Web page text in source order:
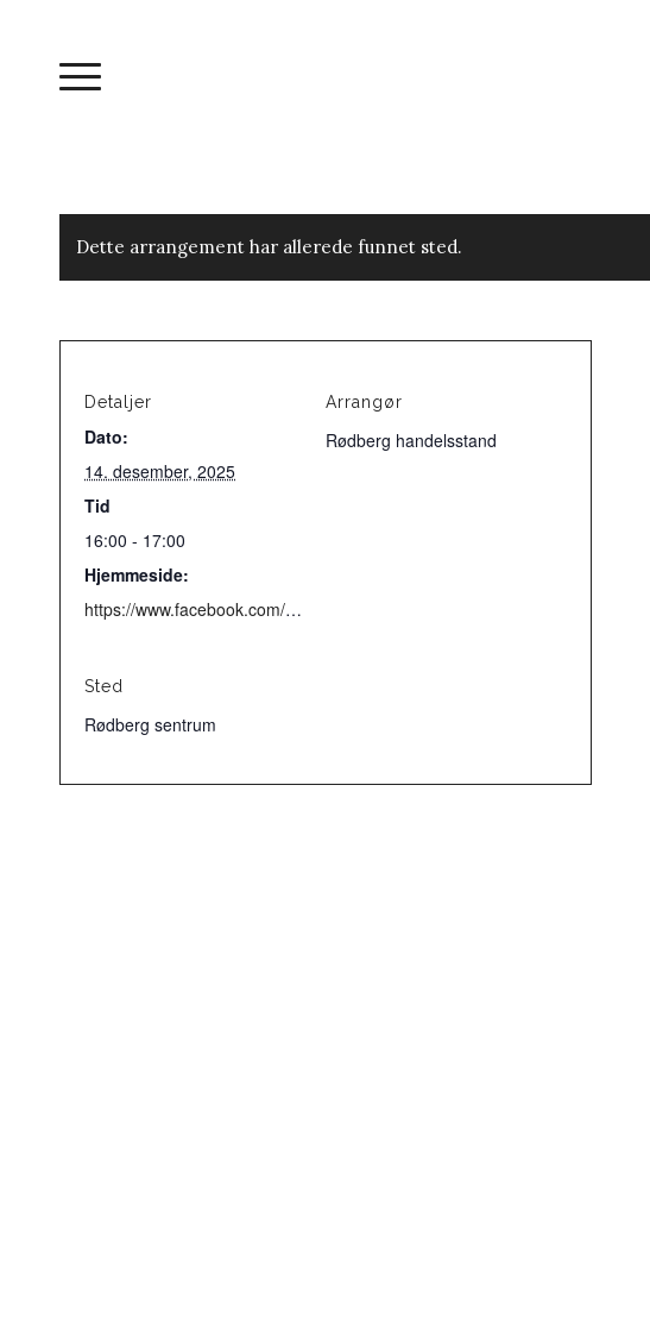
Dette arrangement har allerede funnet sted.
Detaljer
Dato:
14. desember, 2025
Tid
16:00 - 17:00
Hjemmeside:
https://www.facebook.com/Rodbergsentrum/
Arrangør
Rødberg handelsstand
Sted
Rødberg sentrum